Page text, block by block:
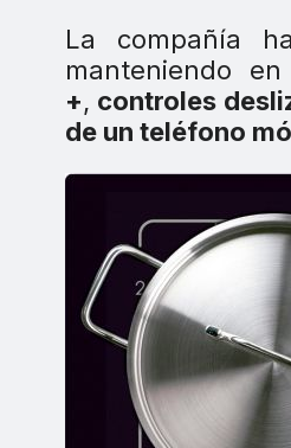
La compañía
manteniendo
+, controles
de un teléfono